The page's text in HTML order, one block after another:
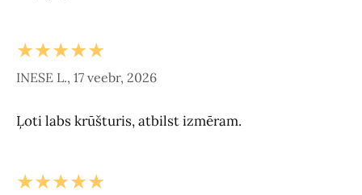
★★★★★
INESE L., 17 veebr, 2026
Ļoti labs krūšturis, atbilst izmēram.
★★★★★